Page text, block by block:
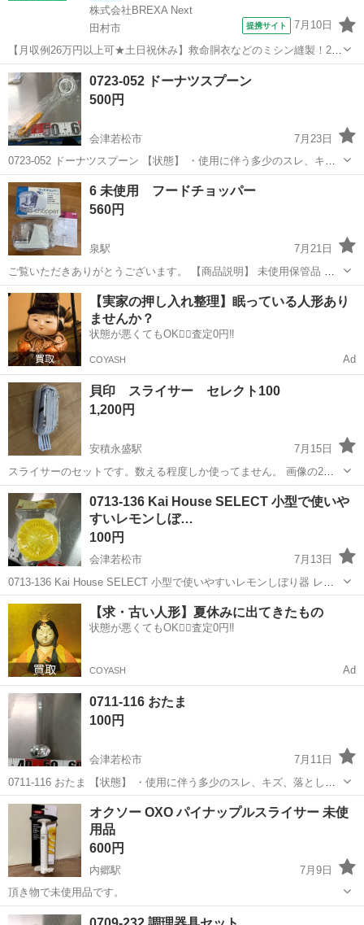
株式会社BREXA Next
田村市
提携サイト 7月10日
【月収例26万円以上可★土日祝休み】救命胴衣などのミシン縫製！20
代～50代の男女大活躍中★日払い制度あり！マイカー通勤OK＆無料駐
車場完備！食堂利用可★交通費支給◎《福島県田村市》 人気の工場の
お仕事 ◇救命胴衣などのミ...
福島 田村市
0723-052 ドーナツスプーン
500円
会津若松市
7月23日
0723-052 ドーナツスプーン 【状態】 ・使用に伴う多少のスレ、キ
ズ、落としきれない汚れなどございます ・詳細は現地でご確認くださ
い ・お値引きは出来かねますのでご了承願います ※中古品のため、状
態に...
福島 会津若松市 調理器具
6 未使用 フードチョッパー
560円
泉駅
7月21日
ご覧いただきありがとうございます。 【商品説明】 未使用保管品 電
動フードチョッパー 動作確認済みです。 【商品情報】 ・サイズ…画
像参照ください ・重さ… 【特筆事項】 未使用ですが保管品につき、
保管...
福島 いわき市 泉駅 調理器具 チョッパー
【実家の押し入れ整理】眠っている人形あり
ませんか？
状態が悪くてもOK🙆‍♀️査定0円‼️
COYASH Ad
貝印 スライサー セレクト100
1,200円
安積永盛駅
7月15日
スライサーのセットです。数える程度しか使ってません。 画像の2枚
目と3枚目は某サイトから画像を借りてきました。（出して撮影すると
汚してしまう可能性があるため） 16時以降の時間帯で郡山市久留米の
久留米公民館までとりに来れる...
福島 郡山市 スライサー
0713-136 Kai House SELECT 小型で使いや
すいレモンしぼ…
100円
会津若松市
7月13日
0713-136 Kai House SELECT 小型で使いやすいレモンしぼり器 レモ
ン絞り器 【状態】 ・使用に伴う多少のスレ、キズ、落としきれない汚
れなどございます ・詳細は現地でご確認ください ・お値...
福島 会津若松市 調理器具 レモン
【求・古い人形】夏休みに出てきたもの
状態が悪くてもOK🙆‍♀️査定0円‼️
COYASH Ad
0711-116 おたま
100円
会津若松市
7月11日
0711-116 おたま 【状態】 ・使用に伴う多少のスレ、キズ、落としき
れない汚れなどございます ・詳細は現地でご確認ください ・お値引き
は出来かねますのでご了承願います ※中古品のため、状態については
福島 会津若松市 現地
オクソー OXO パイナップルスライサー 未使
用品
600円
内郷駅
7月9日
頂き物で未使用品です。
福島 いわき市 内郷駅 調理器具 スライサー